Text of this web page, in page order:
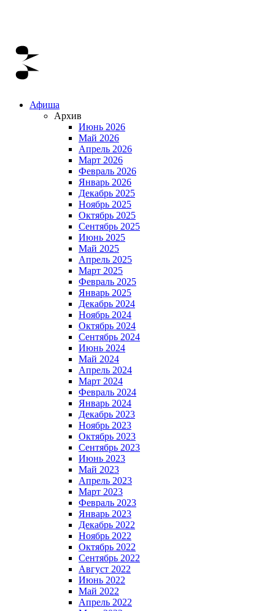
Афиша
Архив
Июнь 2026
Май 2026
Апрель 2026
Март 2026
Февраль 2026
Январь 2026
Декабрь 2025
Ноябрь 2025
Октябрь 2025
Сентябрь 2025
Июнь 2025
Май 2025
Апрель 2025
Март 2025
Февраль 2025
Январь 2025
Декабрь 2024
Ноябрь 2024
Октябрь 2024
Сентябрь 2024
Июнь 2024
Май 2024
Апрель 2024
Март 2024
Февраль 2024
Январь 2024
Декабрь 2023
Ноябрь 2023
Октябрь 2023
Сентябрь 2023
Июнь 2023
Май 2023
Апрель 2023
Март 2023
Февраль 2023
Январь 2023
Декабрь 2022
Ноябрь 2022
Октябрь 2022
Сентябрь 2022
Август 2022
Июнь 2022
Май 2022
Апрель 2022